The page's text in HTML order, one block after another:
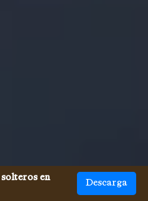
en
Descarga